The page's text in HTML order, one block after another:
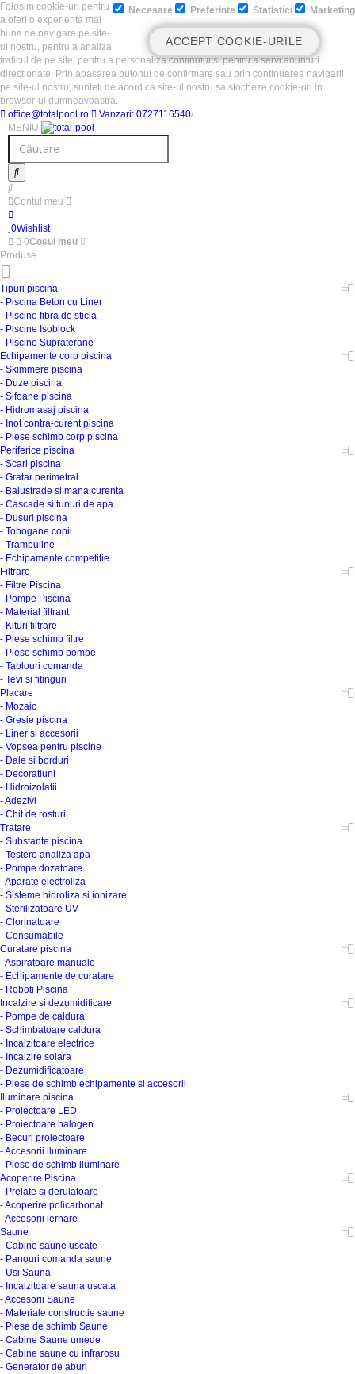
Necesare Preferinte Statistici Marketing
ACCEPT COOKIE-URILE
Folosim cookie-uri pentru
a oferi o experienta mai
buna de navigare pe site-
ul nostru, pentru a analiza
traficul de pe site, pentru a personaliza continutul si pentru a servi anunturi
directionate. Prin apasarea butonul de confirmare sau prin continuarea navigarii
pe site-ul nostru, sunteti de acord ca site-ul nostru sa stocheze cookie-uri in
browser-ul dumneavoastra.
office@totalpool.ro
Vanzari: 0727116540/
MENIU
Contul meu
0Wishlist
0Cosul meu
Produse
Tipuri piscina
- Piscina Beton cu Liner
- Piscine fibra de sticla
- Piscine Isoblock
- Piscine Supraterane
Echipamente corp piscina
- Skimmere piscina
- Duze piscina
- Sifoane piscina
- Hidromasaj piscina
- Inot contra-curent piscina
- Piese schimb corp piscina
Periferice piscina
- Scari piscina
- Gratar perimetral
- Balustrade si mana curenta
- Cascade si tunuri de apa
- Dusuri piscina
- Tobogane copii
- Trambuline
- Echipamente competitie
Filtrare
- Filtre Piscina
- Pompe Piscina
- Material filtrant
- Kituri filtrare
- Piese schimb filtre
- Piese schimb pompe
- Tablouri comanda
- Tevi si fitinguri
Placare
- Mozaic
- Gresie piscina
- Liner si accesorii
- Vopsea pentru piscine
- Dale si borduri
- Decoratiuni
- Hidroizolatii
- Adezivi
- Chit de rosturi
Tratare
- Substante piscina
- Testere analiza apa
- Pompe dozatoare
- Aparate electroliza
- Sisteme hidroliza si ionizare
- Sterilizatoare UV
- Clorinatoare
- Consumabile
Curatare piscina
- Aspiratoare manuale
- Echipamente de curatare
- Roboti Piscina
Incalzire si dezumidificare
- Pompe de caldura
- Schimbatoare caldura
- Incalzitoare electrice
- Incalzire solara
- Dezumidificatoare
- Piese de schimb echipamente si accesorii
Iluminare piscina
- Proiectoare LED
- Proiectoare halogen
- Becuri proiectoare
- Accesorii iluminare
- Piese de schimb iluminare
Acoperire Piscina
- Prelate si derulatoare
- Acoperire policarbonat
- Accesorii iernare
Saune
- Cabine saune uscate
- Panouri comanda saune
- Usi Sauna
- Incalzitoare sauna uscata
- Accesorii Saune
- Materiale constructie saune
- Piese de schimb Saune
- Cabine Saune umede
- Cabine saune cu infrarosu
- Generator de aburi